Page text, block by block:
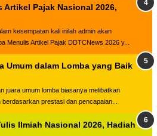
Artikel Pajak Nasional 2026,
kesempatan kali inilah admin akan
Menulis Artikel Pajak DDTCNews 2026 y...
Umum dalam Lomba yang Baik
juara umum lomba biasanya melibatkan
prestasi dan pencapaian...
Ilmiah Nasional 2026, Hadiah